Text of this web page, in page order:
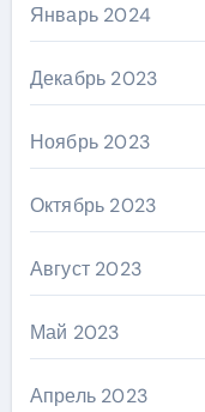
Январь 2024
Декабрь 2023
Ноябрь 2023
Октябрь 2023
Август 2023
Май 2023
Апрель 2023